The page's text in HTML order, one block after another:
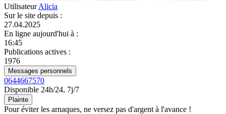
UtilisateurAlicia
Sur le site depuis :
27.04.2025
En ligne aujourd'hui à :
16:45
Publications actives :
1976
Messages personnels
0644667570
Disponible 24h/24, 7j/7
Plainte
Pour éviter les arnaques, ne versez pas d'argent à l'avance !